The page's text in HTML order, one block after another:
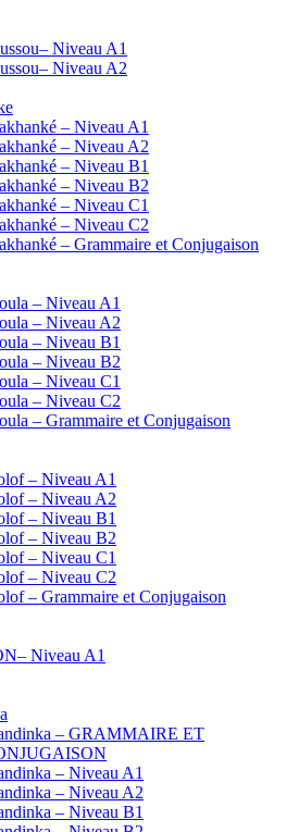
Niveau A1
Niveau A2
– Niveau A1
– Niveau A2
– Niveau B1
– Niveau B2
– Niveau C1
– Niveau C2
– Grammaire et Conjugaison
– Niveau A1
– Niveau A2
– Niveau B1
– Niveau B2
– Niveau C1
– Niveau C2
– Grammaire et Conjugaison
– Niveau A1
– Niveau A2
– Niveau B1
– Niveau B2
– Niveau C1
– Niveau C2
– Grammaire et Conjugaison
Niveau A1
– GRAMMAIRE ET
– Niveau A1
– Niveau A2
– Niveau B1